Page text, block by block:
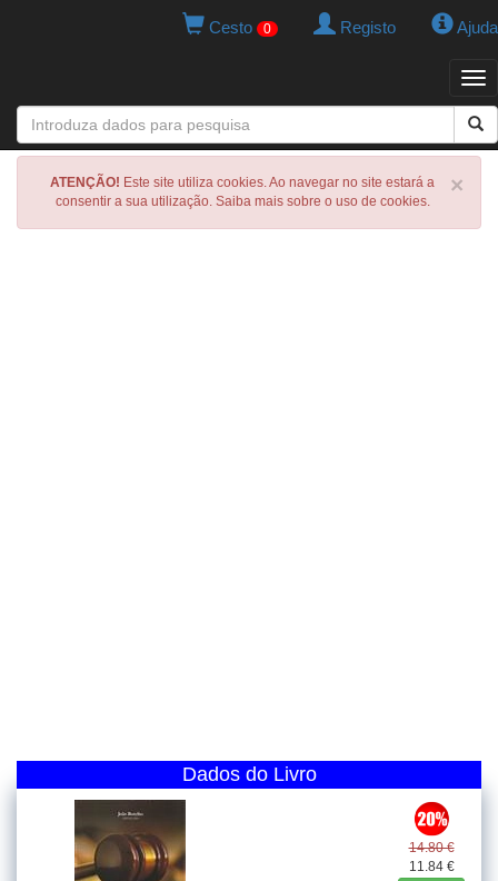
Cesto 0 Registo Ajuda
×
ATENÇÃO! Este site utiliza cookies. Ao navegar no site estará a
consentir a sua utilização. Saiba mais sobre o uso de cookies.
Dados do Livro
14.80 €
11.84 €